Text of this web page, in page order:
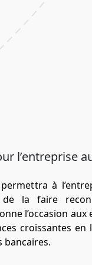
l’entreprise
à
la faire
l’occasion
croissantes
bancaires.